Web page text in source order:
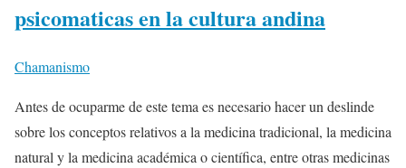
psicomaticas en la cultura andina
Chamanismo
Antes de ocuparme de este tema es necesario hacer un deslinde
sobre los conceptos relativos a la medicina tradicional, la medicina
natural y la medicina académica o científica, entre otras medicinas